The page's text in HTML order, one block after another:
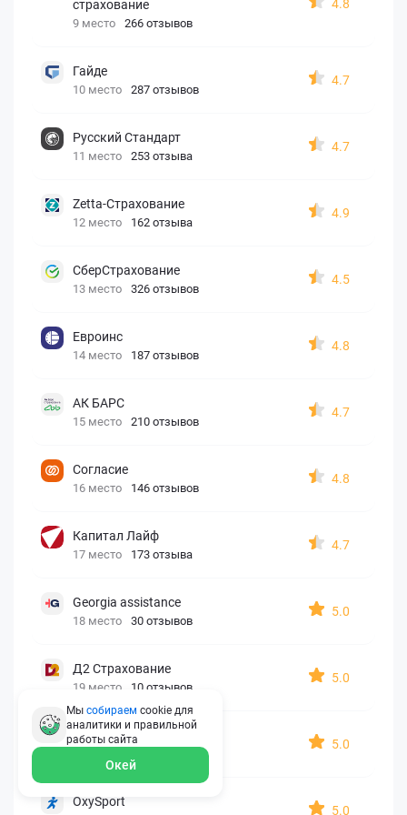
страхование
9 место 266 отзывов
4.8
Гайде
10 место 287 отзывов
4.7
Русский Стандарт
11 место 253 отзыва
4.7
Zetta-Страхование
12 место 162 отзыва
4.9
СберСтрахование
13 место 326 отзывов
4.5
Евроинс
14 место 187 отзывов
4.8
АК БАРС
15 место 210 отзывов
4.7
Согласие
16 место 146 отзывов
4.8
Капитал Лайф
17 место 173 отзыва
4.7
Georgia assistance
18 место 30 отзывов
5.0
Д2 Страхование
19 место 10 отзывов
5.0
АйАйСи
5.0
OxySport
5.0
Мы собираем cookie для
аналитики и правильной
работы сайта
Окей